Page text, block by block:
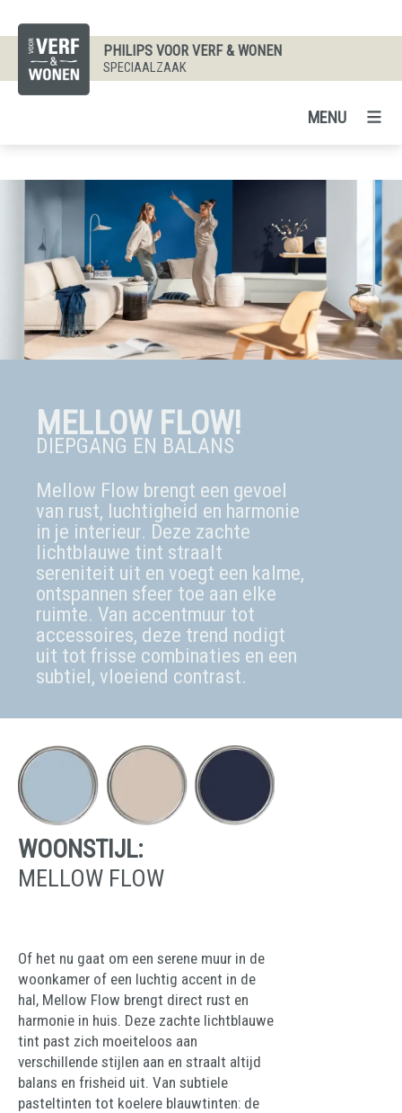
PHILIPS VOOR VERF & WONEN
SPECIAALZAAK
MENU
MELLOW FLOW!
DIEPGANG EN BALANS
Mellow Flow brengt een gevoel
van rust, luchtigheid en harmonie
in je interieur. Deze zachte
lichtblauwe tint straalt
sereniteit uit en voegt een kalme,
ontspannen sfeer toe aan elke
ruimte. Van accentmuur tot
accessoires, deze trend nodigt
uit tot frisse combinaties en een
subtiel, vloeiend contrast.
WOONSTIJL:
MELLOW FLOW
Of het nu gaat om een serene muur in de
woonkamer of een luchtig accent in de
hal, Mellow Flow brengt direct rust en
harmonie in huis. Deze zachte lichtblauwe
tint past zich moeiteloos aan
verschillende stijlen aan en straalt altijd
balans en frisheid uit. Van subtiele
pasteltinten tot koelere blauwtinten: de